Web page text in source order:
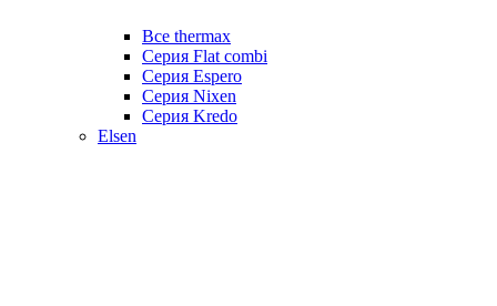
Все thermax
Серия Flat combi
Серия Espero
Серия Nixen
Серия Kredo
Elsen